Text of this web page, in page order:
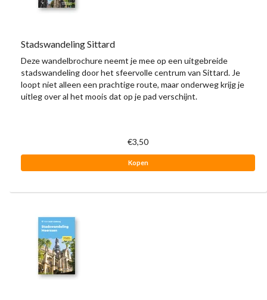
Stadswandeling Sittard
Deze wandelbrochure neemt je mee op een uitgebreide
stadswandeling door het sfeervolle centrum van Sittard. Je
loopt niet alleen een prachtige route, maar onderweg krijg je
uitleg over al het moois dat op je pad verschijnt.
€3,50
Kopen